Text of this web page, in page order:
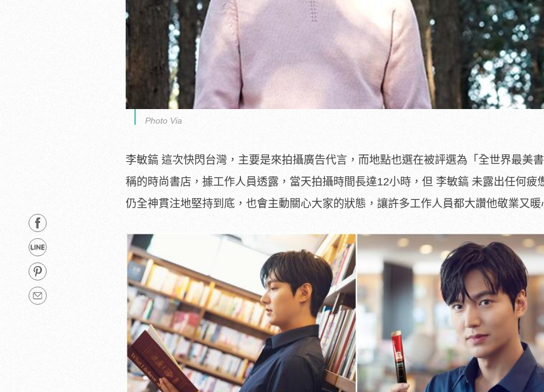
Photo Via
李敏鎬 這次快閃台灣，主要是來拍攝廣告代言，而地點也選在被評選為「全世界最美
稱的時尚書店，據工作人員透露，當天拍攝時間長達12小時，但 李敏鎬 未露出任何疲
仍全神貫注地堅持到底，也會主動關心大家的狀態，讓許多工作人員都大讚他敬業又暖